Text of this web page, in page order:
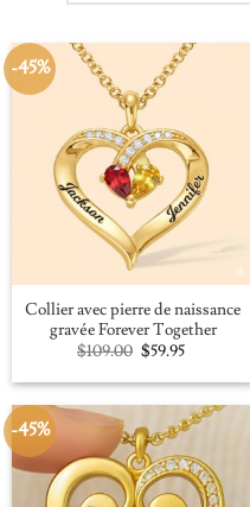
-45%
Collier avec pierre de naissance
gravée Forever Together
$109.00 Original
price
was:
$59.95Current
is:
-45%